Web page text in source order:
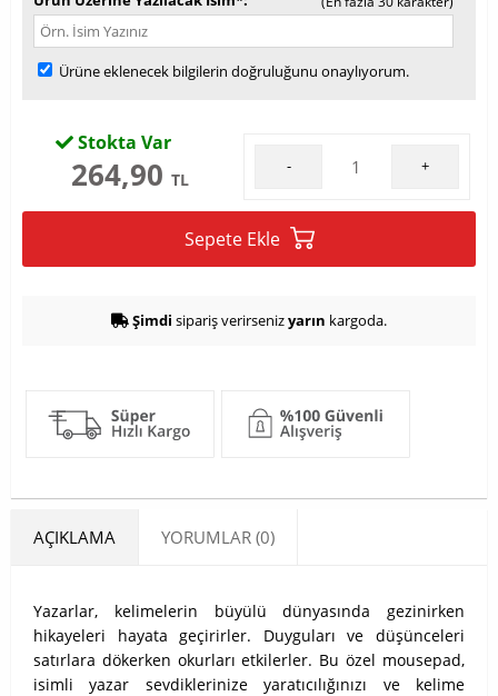
Ürüne eklenecek bilgilerin doğruluğunu onaylıyorum.
Stokta Var
264,90 TL
- +
Sepete Ekle
Şimdi sipariş verirsenizyarın kargoda.
AÇIKLAMA YORUMLAR (0)
Yazarlar, kelimelerin büyülü dünyasında gezinirken
hikayeleri hayata geçirirler. Duyguları ve düşünceleri
satırlara dökerken okurları etkilerler. Bu özel mousepad,
isimli yazar sevdiklerinize yaratıcılığınızı ve kelime